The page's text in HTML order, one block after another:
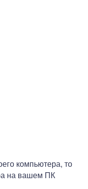
компьютера, то
на вашем ПК